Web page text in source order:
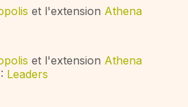
et l'extension Athena
et l'extension Athena
Leaders